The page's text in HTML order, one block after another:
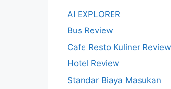
AI EXPLORER
Bus Review
Cafe Resto Kuliner Review
Hotel Review
Standar Biaya Masukan